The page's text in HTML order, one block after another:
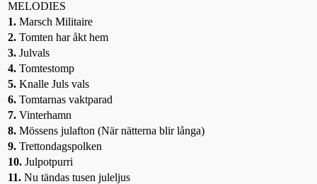
1. Marsch Militaire
2. Tomten har åkt hem
3. Julvals
4. Tomtestomp
5. Knalle Juls vals
6. Tomtarnas vaktparad
7. Vinterhamn
8. Mössens julafton (När nätterna blir långa)
9. Trettondagspolken
10. Julpotpurri
11. Nu tändas tusen juleljus